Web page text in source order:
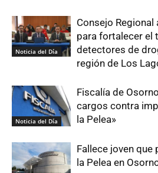
Noticia del Día
Consejo
para fortalecer el
detectores de
región de Los
Noticia del Día
Fiscalía de
cargos contra
la Pelea»
Fallece joven que
la Pelea en